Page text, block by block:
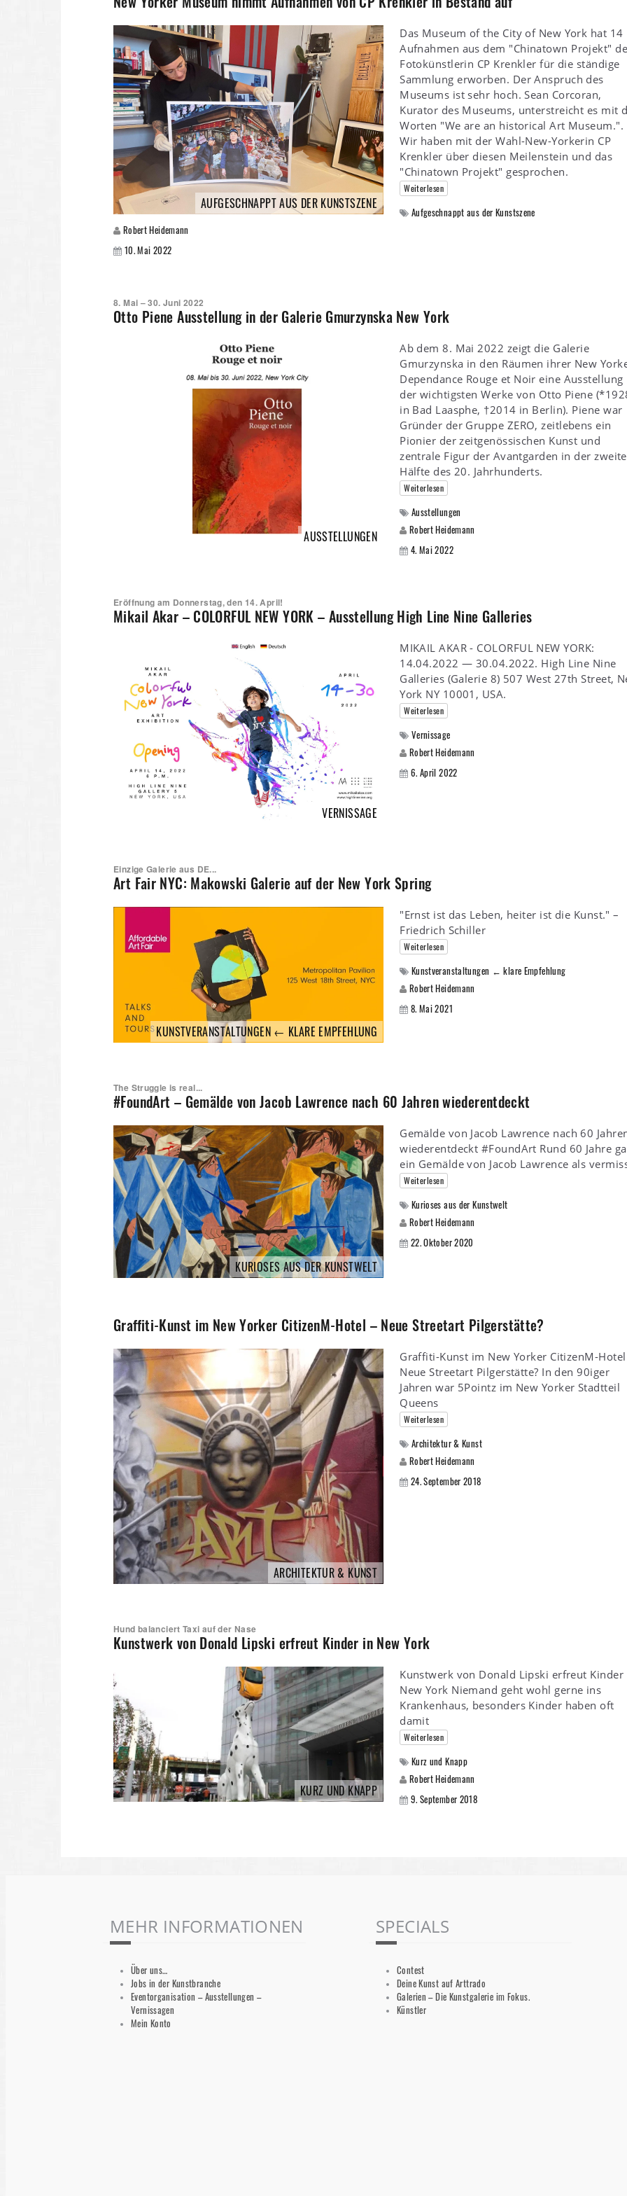
AUFGESCHNAPPT AUS DER KUNSTSZENE
Das Museum of the City of New York hat 14
Aufnahmen aus dem "Chinatown Projekt"
Fotokünstlerin CP Krenkler für die ständige
Sammlung erworben. Der Anspruch des
Museums ist sehr hoch. Sean Corcoran,
Kurator des Museums, unterstreicht es mit
Worten "We are an historical Art Museum.".
Wir haben mit der Wahl-New-Yorkerin CP
Krenkler über diesen Meilenstein und das
"Chinatown Projekt" gesprochen.
Weiterlesen
Aufgeschnappt aus der Kunstszene
Robert Heidemann
10. Mai 2022
8. Mai – 30. Juni 2022
Otto Piene Ausstellung in der Galerie Gmurzynska New York
AUSSTELLUNGEN
Ab dem 8. Mai 2022 zeigt die Galerie
Gmurzynska in den Räumen ihrer New
Dependance Rouge et Noir eine Ausstellung
der wichtigsten Werke von Otto Piene
in Bad Laasphe, †2014 in Berlin). Piene war
Gründer der Gruppe ZERO, zeitlebens ein
Pionier der zeitgenössischen Kunst und
zentrale Figur der Avantgarden in der
Hälfte des 20. Jahrhunderts.
Weiterlesen
Ausstellungen
Robert Heidemann
4. Mai 2022
Eröffnung am Donnerstag, den 14. April!
Mikail Akar – COLORFUL NEW YORK – Ausstellung High Line Nine Galleries
VERNISSAGE
MIKAIL AKAR - COLORFUL NEW YORK:
14.04.2022 — 30.04.2022. High Line Nine
Galleries (Galerie 8) 507 West 27th Street,
York NY 10001, USA.
Weiterlesen
Vernissage
Robert Heidemann
6. April 2022
Einzige Galerie aus DE...
Art Fair NYC: Makowski Galerie auf der New York Spring
KUNSTVERANSTALTUNGEN ← KLARE EMPFEHLUNG
"Ernst ist das Leben, heiter ist die Kunst." –
Friedrich Schiller
Weiterlesen
Kunstveranstaltungen ← klare Empfehlung
Robert Heidemann
8. Mai 2021
The Struggle is real...
#FoundArt – Gemälde von Jacob Lawrence nach 60 Jahren wiederentdeckt
KURIOSES AUS DER KUNSTWELT
Gemälde von Jacob Lawrence nach 60
wiederentdeckt #FoundArt Rund 60 Jahre
ein Gemälde von Jacob Lawrence als
Weiterlesen
Kurioses aus der Kunstwelt
Robert Heidemann
22. Oktober 2020
Graffiti-Kunst im New Yorker CitizenM-Hotel – Neue Streetart Pilgerstätte?
ARCHITEKTUR & KUNST
Graffiti-Kunst im New Yorker CitizenM-
Neue Streetart Pilgerstätte? In den 90iger
Jahren war 5Pointz im New Yorker Stadtteil
Queens
Weiterlesen
Architektur & Kunst
Robert Heidemann
24. September 2018
Hund balanciert Taxi auf der Nase
Kunstwerk von Donald Lipski erfreut Kinder in New York
KURZ UND KNAPP
Kunstwerk von Donald Lipski erfreut Kinder
New York Niemand geht wohl gerne ins
Krankenhaus, besonders Kinder haben oft
damit
Weiterlesen
Kurz und Knapp
Robert Heidemann
9. September 2018
MEHR INFORMATIONEN
Über uns…
Jobs in der Kunstbranche
Eventorganisation – Ausstellungen –
Vernissagen
Mein Konto
SPECIALS
Contest
Deine Kunst auf Arttrado
Galerien – Die Kunstgalerie im Fokus.
Künstler